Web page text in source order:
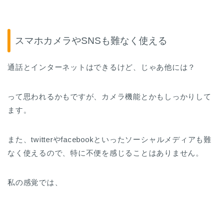
スマホカメラやSNSも難なく使える
通話とインターネットはできるけど、じゃあ他には？
って思われるかもですが、カメラ機能とかもしっかりして
ます。
また、twitterやfacebookといったソーシャルメディアも難
なく使えるので、特に不便を感じることはありません。
私の感覚では、